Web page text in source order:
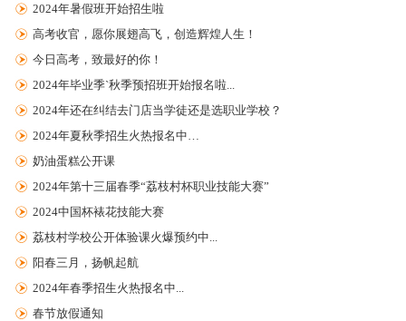
2024年暑假班开始招生啦
高考收官，愿你展翅高飞，创造辉煌人生！
今日高考，致最好的你！
2024年毕业季`秋季预招班开始报名啦...
2024年还在纠结去门店当学徒还是选职业学校？
2024年夏秋季招生火热报名中…
奶油蛋糕公开课
2024年第十三届春季“荔枝村杯职业技能大赛”
2024中国杯裱花技能大赛
荔枝村学校公开体验课火爆预约中...
阳春三月，扬帆起航
2024年春季招生火热报名中...
春节放假通知